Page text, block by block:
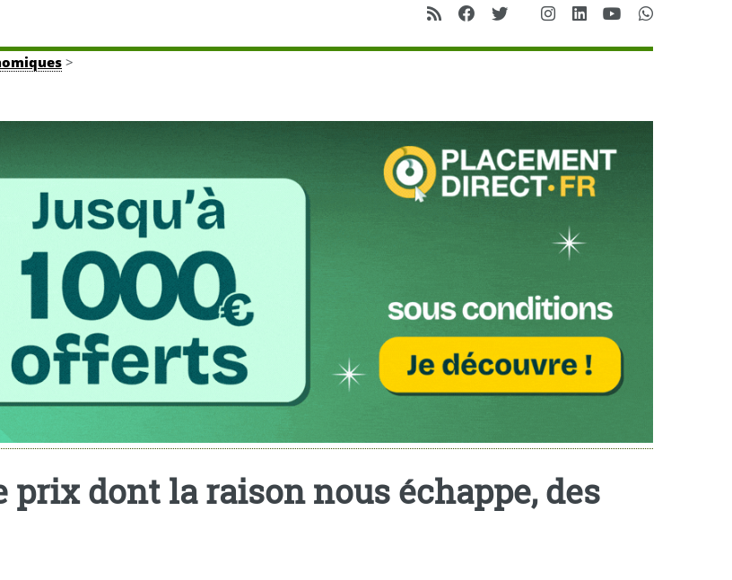
>
prix dont la raison nous échappe, des